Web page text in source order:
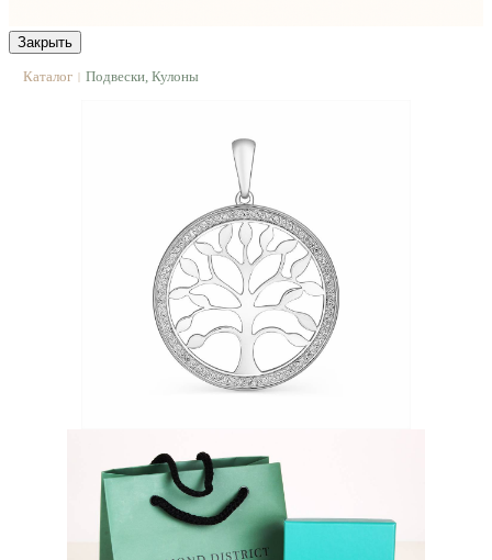
Закрыть
Каталог | Подвески, Кулоны